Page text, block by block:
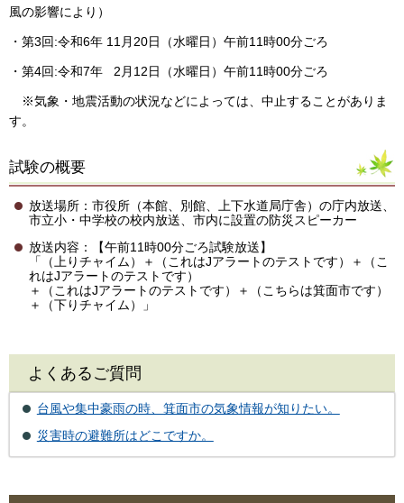
風の影響により）
・第3回:令和6年 11月20日（水曜日）午前11時00分ごろ
・第4回:令和7年 2月12日（水曜日）午前11時00分ごろ
※気象・地震活動の状況などによっては、中止することがありま
す。
試験の概要
放送場所：市役所（本館、別館、上下水道局庁舎）の庁内放送、
市立小・中学校の校内放送、市内に設置の防災スピーカー
放送内容：【午前11時00分ごろ試験放送】
「（上りチャイム）＋（これはJアラートのテストです）＋（こ
れはJアラートのテストです）
＋（これはJアラートのテストです）＋（こちらは箕面市です）
＋（下りチャイム）」
よくあるご質問
台風や集中豪雨の時、箕面市の気象情報が知りたい。
災害時の避難所はどこですか。